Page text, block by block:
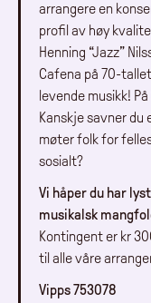
arrangere en
profil av høy
Henning “Jazz”
Cafena på 70-
levende musikk!
Kanskje savner
møter folk for
sosialt?
Vi håper du har
musikalsk
Kontingent er kr
til alle våre
Vipps 753078